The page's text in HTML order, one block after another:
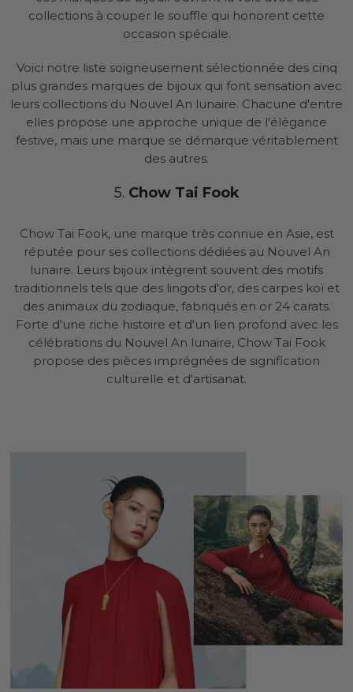
collections à couper le souffle qui honorent cette
occasion spéciale.
Voici notre liste soigneusement sélectionnée des cinq
plus grandes marques de bijoux qui font sensation avec
leurs collections du Nouvel An lunaire. Chacune d'entre
elles propose une approche unique de l'élégance
festive, mais une marque se démarque véritablement
des autres.
5. Chow Tai Fook
Chow Tai Fook, une marque très connue en Asie, est
réputée pour ses collections dédiées au Nouvel An
lunaire. Leurs bijoux intègrent souvent des motifs
traditionnels tels que des lingots d'or, des carpes koï et
des animaux du zodiaque, fabriqués en or 24 carats.
Forte d'une riche histoire et d'un lien profond avec les
célébrations du Nouvel An lunaire, Chow Tai Fook
propose des pièces imprégnées de signification
culturelle et d'artisanat.